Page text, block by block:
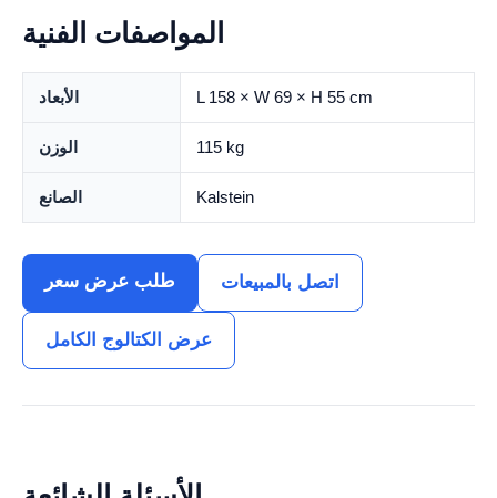
المواصفات الفنية
الأبعاد L 158 × W 69 × H 55 cm
الوزن 115 kg
الصانع Kalstein
طلب عرض سعر اتصل بالمبيعات
عرض الكتالوج الكامل